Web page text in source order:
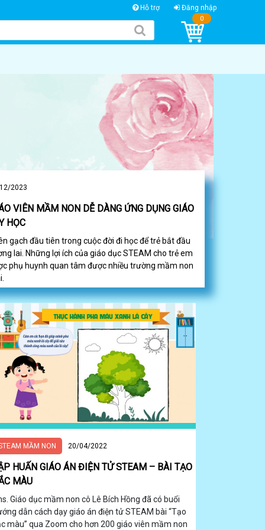
Hỗ trợ Đăng nhập
0
2023
VIÊN MẦM NON DỄ DÀNG ỨNG DỤNG GIÁO
HỌC
gạch đầu tiên trong cuộc đời đi học để trẻ bắt đầu
lai. Những lợi ích của giáo dục STEAM cho trẻ em
phụ huynh quan tâm được nhiều trường mầm non
MẦM NON 20/04/2022
HUẤN GIÁO ÁN ĐIỆN TỬ STEAM – BÀI TẠO
MÀU
Giáo dục mầm non cô Lê Bích Hồng đã có buổi
dẫn cách dạy giáo án điện tử STEAM bài “Tạo
màu” qua Zoom cho hơn 200 giáo viên mầm non